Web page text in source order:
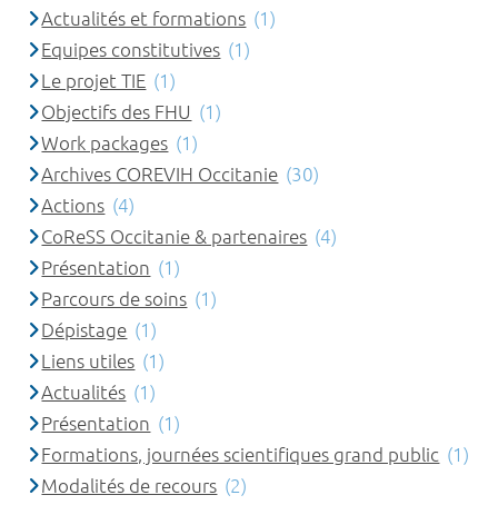
Actualités et formations (1)
Equipes constitutives (1)
Le projet TIE (1)
Objectifs des FHU (1)
Work packages (1)
Archives COREVIH Occitanie (30)
Actions (4)
CoReSS Occitanie & partenaires (4)
Présentation (1)
Parcours de soins (1)
Dépistage (1)
Liens utiles (1)
Actualités (1)
Présentation (1)
Formations, journées scientifiques grand public (1)
Modalités de recours (2)